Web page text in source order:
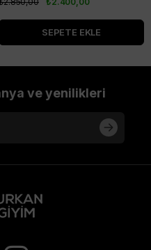
SEPETE EKLE
ve yenilikleri